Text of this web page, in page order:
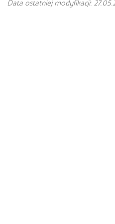
Data ostatniej modyfikacji: